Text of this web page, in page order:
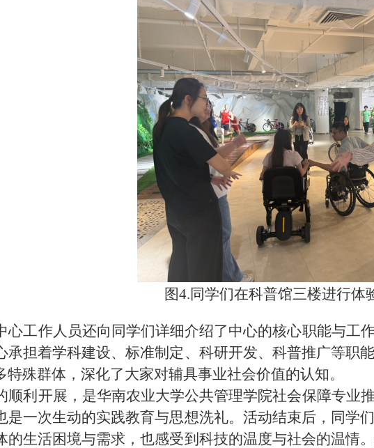
图4.同学们在科普馆三楼进行体
心工作人员还向同学们详细介绍了中心的核心职能与工
承担着学科建设、标准制定、科研开发、科普推广等职
殊群体，深化了大家对辅具事业社会价值的认知。
顺利开展，是华南农业大学公共管理学院社会保障专业
是一次生动的实践教育与思想洗礼。活动结束后，同学
的生活困境与需求，也感受到科技的温度与社会的温情